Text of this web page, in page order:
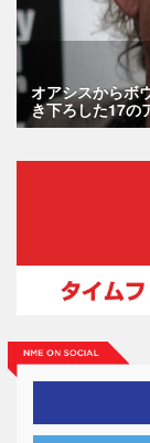
オアシスからボ
き下ろした17の